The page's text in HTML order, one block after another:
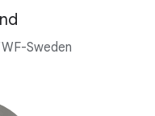
Sweden